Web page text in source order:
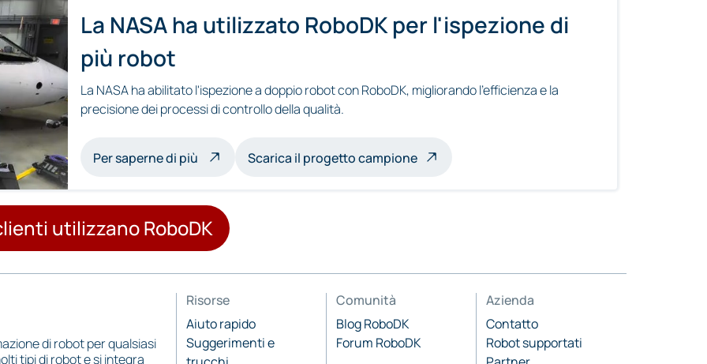
La NASA ha utilizzato RoboDK per l'ispezione di
più robot
La NASA ha abilitato l'ispezione a doppio robot con RoboDK, migliorando l'efficienza e la
precisione dei processi di controllo della qualità.
Per saperne di più sull'ispezione multirobot
Scarica il progetto campione
utilizzano RoboDK
di robot per qualsiasi
tipi di robot e si integra
Risorse
Aiuto rapido
Suggerimenti e
Comunità
Blog RoboDK
Forum RoboDK
Azienda
Contatto
Robot supportati